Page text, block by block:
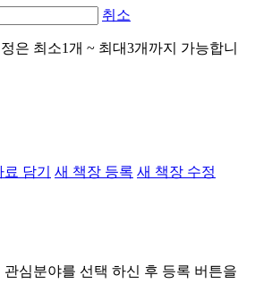
취소
은 최소1개 ~ 최대3개까지 가능합니
담기 새 책장 등록 새 책장 수정
심분야를 선택 하신 후 등록 버튼을